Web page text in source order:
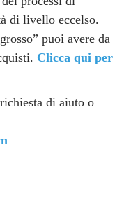
di livello eccelso.
puoi avere da
Clicca qui per
di aiuto o